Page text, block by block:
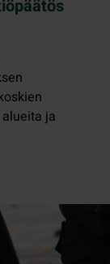
ja